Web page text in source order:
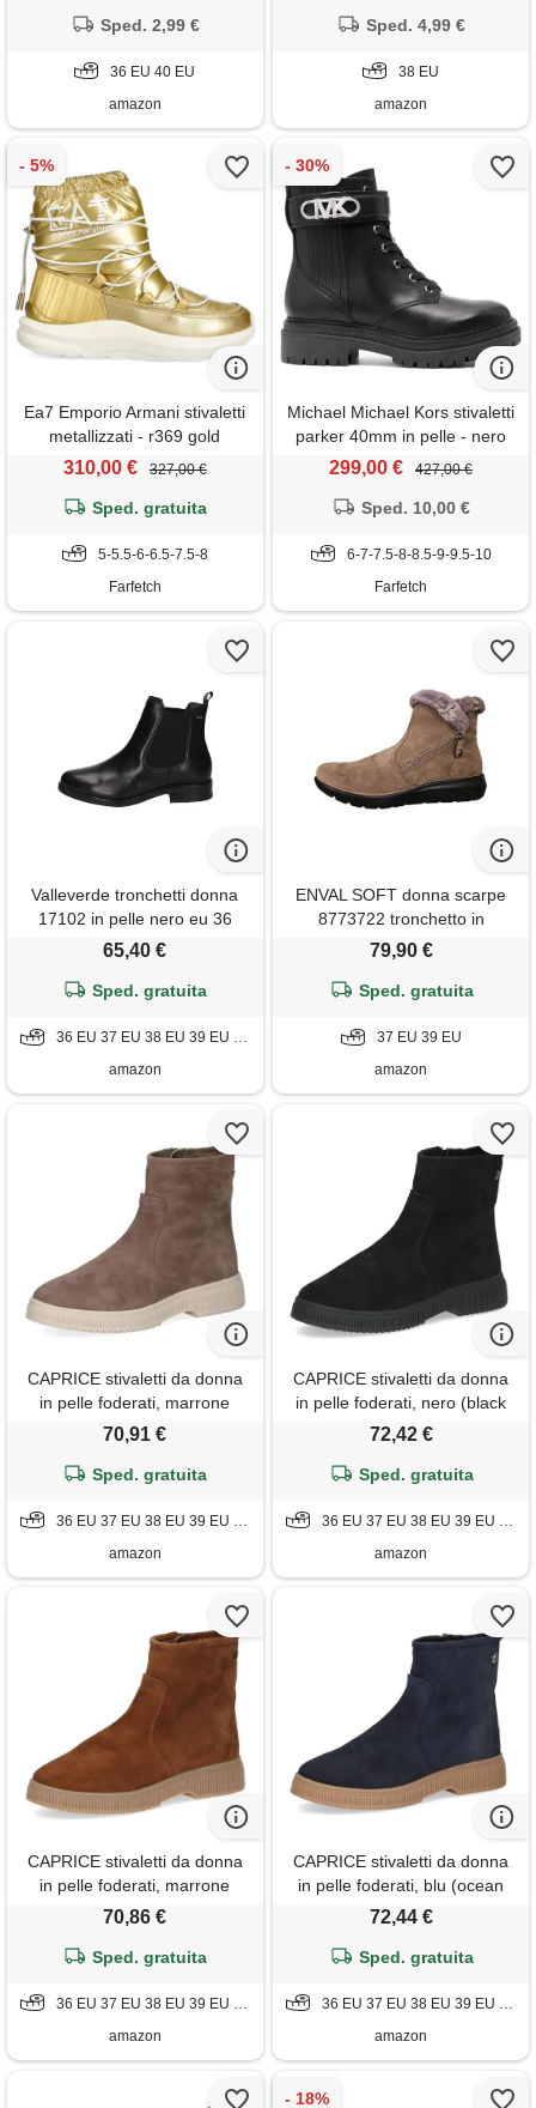
Sped. 2,99 €
36 EU 40 EU
amazon
Sped. 4,99 €
38 EU
amazon
Ea7 Emporio Armani stivaletti
metallizzati - r369 gold
310,00 € 327,00 €
Sped. gratuita
5-5.5-6-6.5-7.5-8
Farfetch
Michael Michael Kors stivaletti
parker 40mm in pelle - nero
299,00 € 427,00 €
Sped. 10,00 €
6-7-7.5-8-8.5-9-9.5-10
Farfetch
Valleverde tronchetti donna
17102 in pelle nero eu 36
65,40 €
Sped. gratuita
36 EU 37 EU 38 EU 39 EU 40 EU 41 EU
amazon
ENVAL SOFT donna scarpe
8773722 tronchetto in
camoscio beige 39
79,90 €
Sped. gratuita
37 EU 39 EU
amazon
CAPRICE stivaletti da donna
in pelle foderati, marrone
(taupe suede), 42 eu
70,91 €
Sped. gratuita
36 EU 37 EU 38 EU 39 EU 40 EU 41 EU 42 EU
amazon
CAPRICE stivaletti da donna
in pelle foderati, nero (black
suede), 36 eu
72,42 €
Sped. gratuita
36 EU 37 EU 38 EU 39 EU 40 EU 41 EU 42 EU
amazon
CAPRICE stivaletti da donna
in pelle foderati, marrone
(cognac suede), 42 eu
70,86 €
Sped. gratuita
36 EU 37 EU 38 EU 39 EU 40 EU 41 EU 42 EU
amazon
CAPRICE stivaletti da donna
in pelle foderati, blu (ocean
suede), 36 eu
72,44 €
Sped. gratuita
36 EU 37 EU 38 EU 39 EU 40 EU 41 EU
amazon